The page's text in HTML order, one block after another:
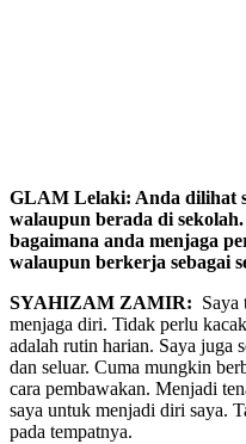
GLAM Lelaki: Anda dilihat
walaupun berada di
bagaimana anda menjaga
walaupun berkerja sebagai
SYAHIZAM ZAMIR: Saya
menjaga diri. Tidak perlu
adalah rutin harian. Saya juga
dan seluar. Cuma mungkin
cara pembawakan. Menjadi
saya untuk menjadi diri saya.
pada tempatnya.